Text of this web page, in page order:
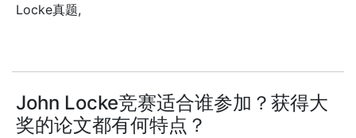
Locke真题,
John Locke竞赛适合谁参加？获得大
奖的论文都有何特点？